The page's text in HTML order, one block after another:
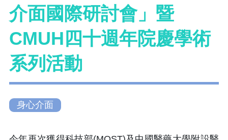
介面國際研討會」暨
CMUH四十週年院慶學術
系列活動
身心介面